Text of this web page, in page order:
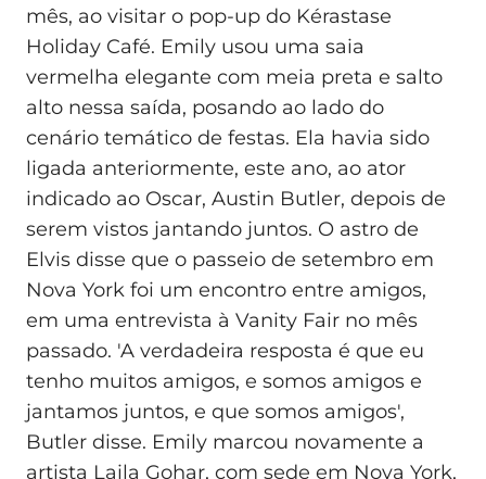
mês, ao visitar o pop-up do Kérastase
Holiday Café. Emily usou uma saia
vermelha elegante com meia preta e salto
alto nessa saída, posando ao lado do
cenário temático de festas. Ela havia sido
ligada anteriormente, este ano, ao ator
indicado ao Oscar, Austin Butler, depois de
serem vistos jantando juntos. O astro de
Elvis disse que o passeio de setembro em
Nova York foi um encontro entre amigos,
em uma entrevista à Vanity Fair no mês
passado. 'A verdadeira resposta é que eu
tenho muitos amigos, e somos amigos e
jantamos juntos, e que somos amigos',
Butler disse. Emily marcou novamente a
artista Laila Gohar, com sede em Nova York,